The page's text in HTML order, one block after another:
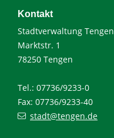
Kontakt
Stadtverwaltung Tengen
Marktstr. 1
78250 Tengen
Tel.: 07736/9233-0
Fax: 07736/9233-40
stadt@tengen.de